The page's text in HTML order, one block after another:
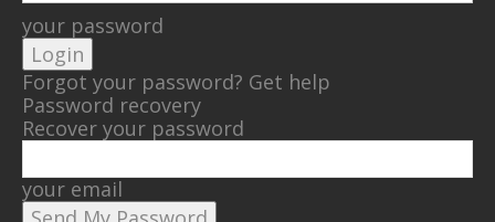
your password
Forgot your password? Get help
Password recovery
Recover your password
your email